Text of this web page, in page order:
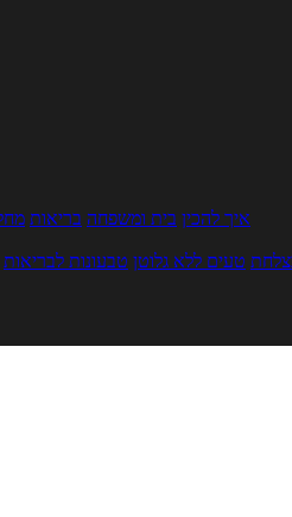
איך להכין בית ומשפחה בריאות
טעים ללא גלוטן טבעונות לבריאות